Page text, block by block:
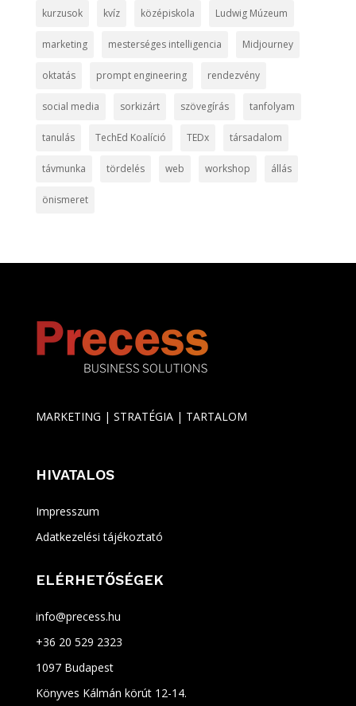
kurzusok kvíz középiskola Ludwig Múzeum
marketing mesterséges intelligencia Midjourney
oktatás prompt engineering rendezvény
social media sorkizárt szövegírás tanfolyam
tanulás TechEd Koalíció TEDx társadalom
távmunka tördelés web workshop állás
önismeret
MARKETING | STRATÉGIA | TARTALOM
HIVATALOS
Impresszum
Adatkezelési tájékoztató
ELÉRHETŐSÉGEK
info@precess.hu
+36 20 529 2323
1097 Budapest
Könyves Kálmán körút 12-14.